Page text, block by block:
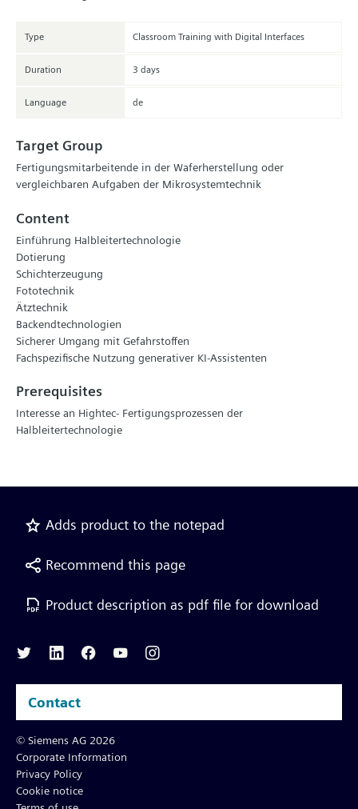
Type Classroom Training with Digital Interfaces
Duration 3 days
Language de
Target Group
Fertigungsmitarbeitende in der Waferherstellung oder
vergleichbaren Aufgaben der Mikrosystemtechnik
Content
Einführung Halbleitertechnologie
Dotierung
Schichterzeugung
Fototechnik
Ätztechnik
Backendtechnologien
Sicherer Umgang mit Gefahrstoffen
Fachspezifische Nutzung generativer KI-Assistenten
Prerequisites
Interesse an Hightec- Fertigungsprozessen der
Halbleitertechnologie
Adds product to the notepad
Recommend this page
Product description as pdf file for download
Contact
© Siemens AG 2026
Corporate Information
Privacy Policy
Cookie notice